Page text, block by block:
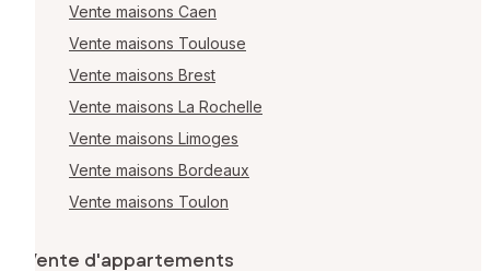
Vente maisons Caen
Vente maisons Toulouse
Vente maisons Brest
Vente maisons La Rochelle
Vente maisons Limoges
Vente maisons Bordeaux
Vente maisons Toulon
Vente d'appartements